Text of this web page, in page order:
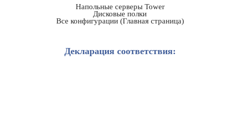
Напольные серверы Tower
Дисковые полки
Все конфигурации (Главная страница)
Декларация соответствия: